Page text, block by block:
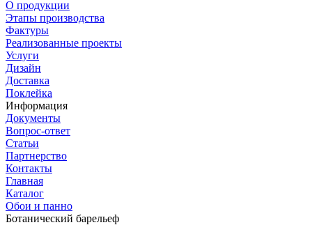
О продукции
Этапы производства
Фактуры
Реализованные проекты
Услуги
Дизайн
Доставка
Поклейка
Информация
Документы
Вопрос-ответ
Статьи
Партнерство
Контакты
Главная
Каталог
Обои и панно
Ботанический барельеф